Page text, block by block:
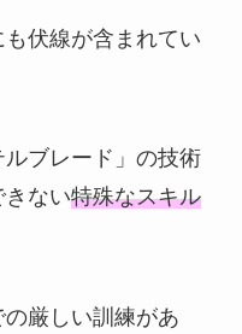
伏線が含まれてい
ブレード」の技術
きない特殊なスキル
厳しい訓練があ